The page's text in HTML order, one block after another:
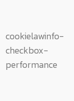
cookielawinfo-
checkbox-
performance